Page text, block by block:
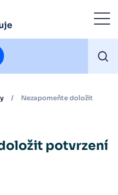
/
Nezapomeňte doložit
potvrzení